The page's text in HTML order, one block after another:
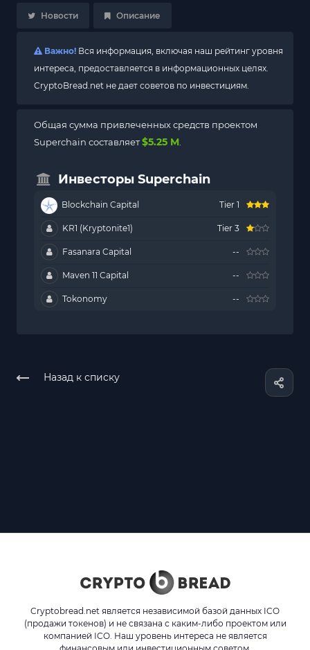
Новости Описание
Важно! Вся информация, включая наш рейтинг уровня
интереса, предоставляется в информационных целях.
CryptoBread.net не дает советов по инвестициям.
Общая сумма привлеченных средств проектом
Superchain составляет$5.25 M.
Инвесторы Superchain
Blockchain Capital Tier 1
KR1 (Kryptonite1) Tier 3
Fasanara Capital --
Maven 11 Capital --
Tokonomy --
Назад к списку
Cryptobread.net является независимой базой данных ICO
(продажи токенов) и не связана с каким-либо проектом или
компанией ICO. Наш уровень интереса не является